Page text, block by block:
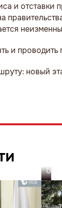
и отставки
и
новый